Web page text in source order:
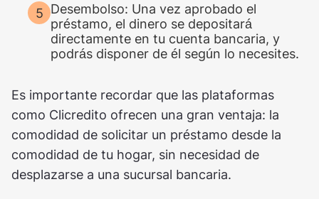
Desembolso: Una vez aprobado el
préstamo, el dinero se depositará
directamente en tu cuenta bancaria, y
podrás disponer de él según lo necesites.
Es importante recordar que las plataformas
como Clicredito ofrecen una gran ventaja: la
comodidad de solicitar un préstamo desde la
comodidad de tu hogar, sin necesidad de
desplazarse a una sucursal bancaria.